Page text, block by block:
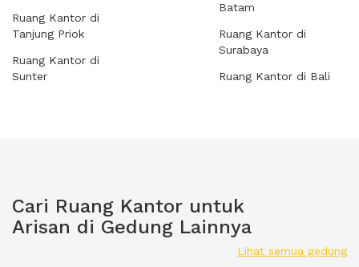
Ruang Kantor di
Tanjung Priok
Ruang Kantor di
Sunter
Batam
Ruang Kantor di
Surabaya
Ruang Kantor di Bali
Cari Ruang Kantor untuk
Arisan di Gedung Lainnya
Lihat semua gedung